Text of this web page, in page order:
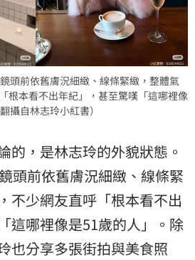
頭前依舊膚況細緻、線條緊緻，整體氣
根本看不出年紀」，甚至驚嘆「這哪裡像
攝自林志玲小紅書）
的，是林志玲的外貌狀態。
頭前依舊膚況細緻、線條緊
不少網友直呼「根本看不出
這哪裡像是51歲的人」。除
也分享多張街拍與美食照